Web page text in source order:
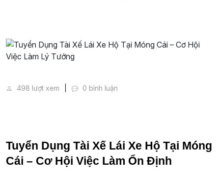
498 lượt xem 0 bình luận
Tuyển Dụng Tài Xế Lái Xe Hộ Tại Móng
Cái – Cơ Hội Việc Làm Ổn Định